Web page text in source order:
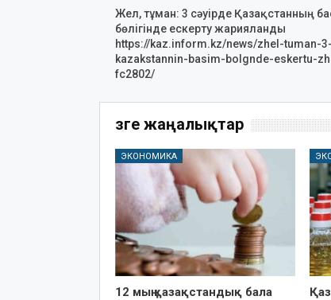
Жел, тұман: 3 сәуірде Қазақстанның
бөлігінде ескерту жарияланды
https://kaz.inform.kz/news/zhel-tuman-
kazakstannin-basim-bolgnde-eskertu-
fc2802/
Өзге жаңалықтар
ЭКОНОМИКА
12 мың қазақстандық бала